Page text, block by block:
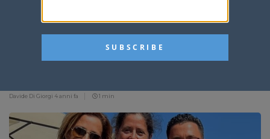
Rinasce il calcio a Caronia, Calogero Matassa
Davide Di Giorgi 4 anni fa 1 min